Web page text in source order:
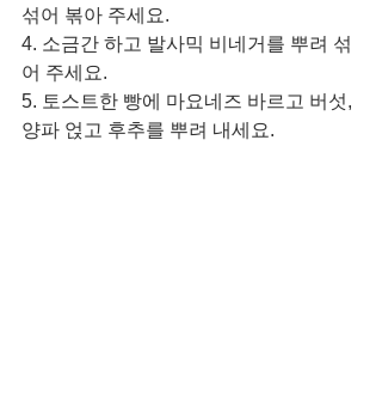
섞어 볶아 주세요.
4. 소금간 하고 발사믹 비네거를 뿌려 섞
어 주세요.
5. 토스트한 빵에 마요네즈 바르고 버섯,
양파 얹고 후추를 뿌려 내세요.